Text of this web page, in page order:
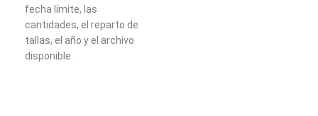
fecha límite, las
cantidades, el reparto de
tallas, el año y el archivo
disponible.